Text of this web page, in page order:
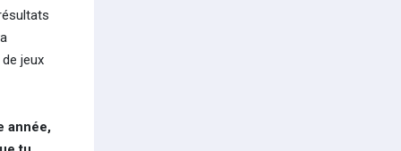
jeux
année,